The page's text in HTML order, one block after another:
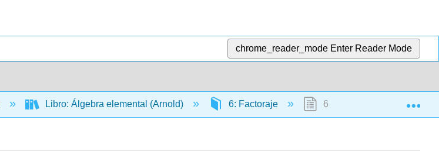
chrome_reader_mode Enter Reader Mode
Libro: Álgebra elemental (Arnold) 6: Factoraje 6.4: Factorización ax² + bx